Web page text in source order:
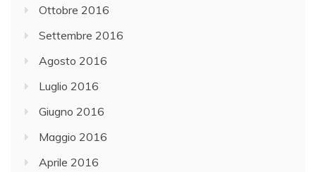
Ottobre 2016
Settembre 2016
Agosto 2016
Luglio 2016
Giugno 2016
Maggio 2016
Aprile 2016